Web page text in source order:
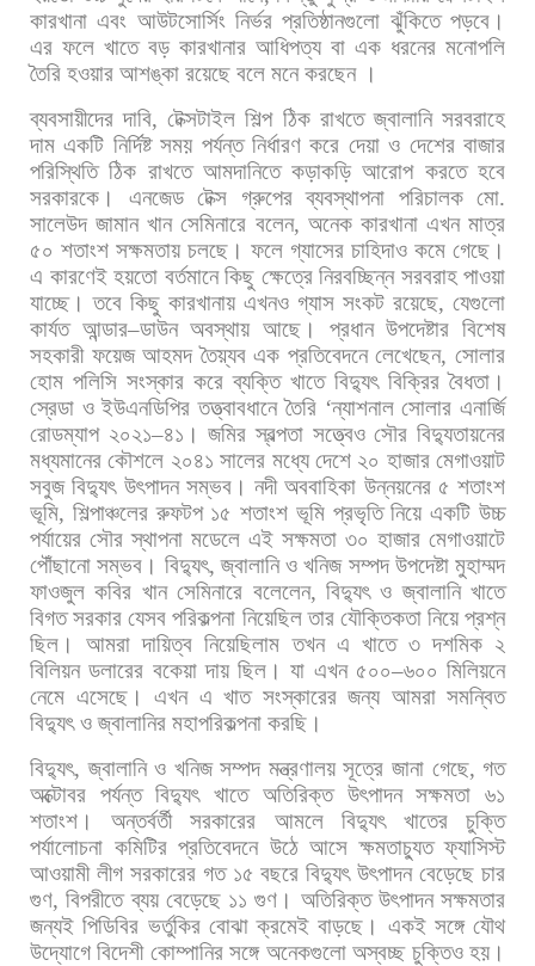
কারখানা এবং আউটসোর্সিং নির্ভর প্রতিষ্ঠানগুলো ঝুঁকিতে পড়বে।
এর ফলে খাতে বড় কারখানার আধিপত্য বা এক ধরনের মনোপলি
তৈরি হওয়ার আশঙ্কা রয়েছে বলে মনে করছেন ।
ব্যবসায়ীদের দাবি,টেক্সটাইল শিল্প ঠিক রাখতে জ্বালানি সরবরাহে
দাম একটি নির্দিষ্ট সময় পর্যন্ত নির্ধারণ করে দেয়া ও দেশের বাজার
পরিস্থিতি ঠিক রাখতে আমদানিতে কড়াকড়ি আরোপ করতে হবে
সরকারকে।
এনজেড টেক্স গ্রুপের ব্যবস্থাপনা পরিচালক মো.
সালেউদ জামান খান সেমিনারে বলেন, অনেক কারখানা এখন মাত্র
৫০ শতাংশ সক্ষমতায় চলছে। ফলে গ্যাসের চাহিদাও কমে গেছে।
এ কারণেই হয়তো বর্তমানে কিছু ক্ষেত্রে নিরবচ্ছিন্ন সরবরাহ পাওয়া
যাচ্ছে। তবে কিছু কারখানায় এখনও গ্যাস সংকট রয়েছে, যেগুলো
কার্যত আন্ডার–ডাউন অবস্থায় আছে। প্রধান উপদেষ্টার বিশেষ
সহকারী ফয়েজ আহমদ তৈয়্যব এক প্রতিবেদনে লেখেছেন,সোলার
হোম পলিসি সংস্কার করে ব্যক্তি খাতে বিদ্যুৎ বিক্রির বৈধতা।
স্রেডা ও ইউএনডিপির তত্ত্বাবধানে তৈরি‘ন্যাশনাল সোলার এনার্জি
রোডম্যাপ ২০২১–৪১। জমির স্বল্পতা সত্ত্বেও সৌর বিদ্যুতায়নের
মধ্যমানের কৌশলে ২০৪১ সালের মধ্যে দেশে ২০ হাজার মেগাওয়াট
সবুজ বিদ্যুৎ উৎপাদন সম্ভব। নদী অববাহিকা উন্নয়নের ৫ শতাংশ
ভূমি, শিল্পাঞ্চলের রুফটপ ১৫ শতাংশ ভূমি প্রভৃতি নিয়ে একটি উচ্চ
পর্যায়ের সৌর স্থাপনা মডেলে এই সক্ষমতা ৩০ হাজার মেগাওয়াটে
পৌঁছানো সম্ভব। বিদ্যুৎ,জ্বালানি ও খনিজ সম্পদ উপদেষ্টা মুহাম্মদ
ফাওজুল কবির খান সেমিনারে বলেলেন, বিদ্যুৎ ও জ্বালানি খাতে
বিগত সরকার যেসব পরিকল্পনা নিয়েছিল তার যৌক্তিকতা নিয়ে প্রশ্ন
ছিল।
আমরা দায়িত্ব নিয়েছিলাম তখন এ খাতে ৩ দশমিক ২
বিলিয়ন ডলারের বকেয়া দায় ছিল। যা এখন ৫০০–৬০০ মিলিয়নে
নেমে এসেছে। এখন এ খাত সংস্কারের জন্য আমরা সমন্বিত
বিদ্যুৎ ও জ্বালানির মহাপরিকল্পনা করছি।
বিদ্যুৎ,জ্বালানি ও খনিজ সম্পদ মন্ত্রণালয় সূত্রে জানা গেছে, গত
অক্টোবর পর্যন্ত বিদ্যুৎ খাতে অতিরিক্ত উৎপাদন সক্ষমতা ৬১
শতাংশ।
অন্তর্বর্তী সরকারের আমলে বিদ্যুৎ খাতের
চুক্তি
পর্যালোচনা কমিটির প্রতিবেদনে উঠে আসে ক্ষমতাচ্যুত ফ্যাসিস্ট
আওয়ামী লীগ সরকারের গত ১৫ বছরে বিদ্যুৎ উৎপাদন বেড়েছে চার
গুণ,বিপরীতে ব্যয় বেড়েছে ১১ গুণ। অতিরিক্ত উৎপাদন সক্ষমতার
জন্যই পিডিবির ভর্তুকির বোঝা ক্রমেই বাড়ছে। একই সঙ্গে যৌথ
উদ্যোগে বিদেশী কোম্পানির সঙ্গে অনেকগুলো অস্বচ্ছ চুক্তিও হয়।